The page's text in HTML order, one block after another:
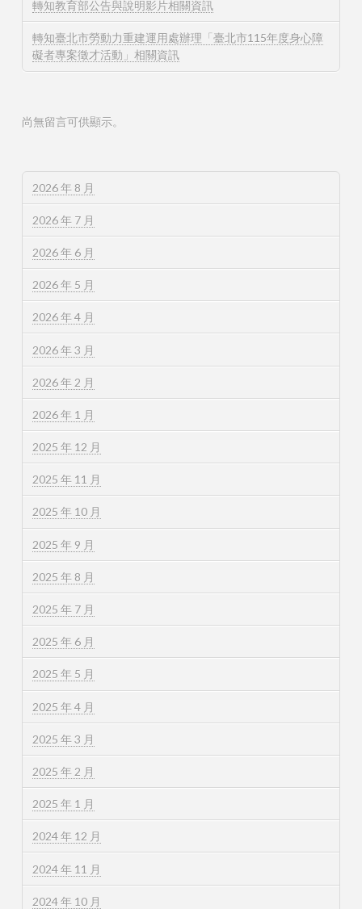
轉知教育部公告與說明影片相關資訊
轉知臺北市勞動力重建運用處辦理「臺北市115年度身心障
礙者專案徵才活動」相關資訊
尚無留言可供顯示。
2026 年 8 月
2026 年 7 月
2026 年 6 月
2026 年 5 月
2026 年 4 月
2026 年 3 月
2026 年 2 月
2026 年 1 月
2025 年 12 月
2025 年 11 月
2025 年 10 月
2025 年 9 月
2025 年 8 月
2025 年 7 月
2025 年 6 月
2025 年 5 月
2025 年 4 月
2025 年 3 月
2025 年 2 月
2025 年 1 月
2024 年 12 月
2024 年 11 月
2024 年 10 月